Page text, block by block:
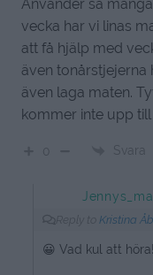
Använder så
vecka har vi linas
att få hjälp med
även tonårstjejerna
även laga maten.
kommer inte upp
Svara
Kristina
😀 Vad kul att